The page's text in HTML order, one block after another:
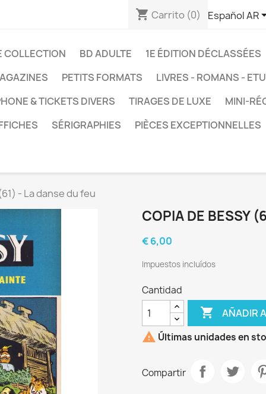
shopping_cart Carrito (0) Español AR
COLLECTION BD ADULTE 1E ÉDITION DÉCLASSÉES
PETITS FORMATS LIVRES - ROMANS -
& TICKETS DIVERS
TIRAGES DE LUXE
MINI-
SÉRIGRAPHIES PIÈCES EXCEPTIONNELLES
- La danse du feu
COPIA DE BESSY
€ 6,00
Impuestos incluídos
Cantidad
 AÑADIR
 Últimas unidades en
Compartir